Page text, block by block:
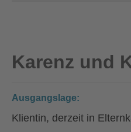
Karenz und
Ausgangslage:
Klientin, derzeit in